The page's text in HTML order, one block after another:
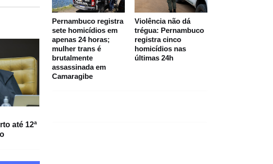
até 12ª
Pernambuco registra
sete homicídios em
apenas 24 horas;
mulher trans é
brutalmente
assassinada em
Camaragibe
Violência não dá
trégua: Pernambuco
registra cinco
homicídios nas
últimas 24h